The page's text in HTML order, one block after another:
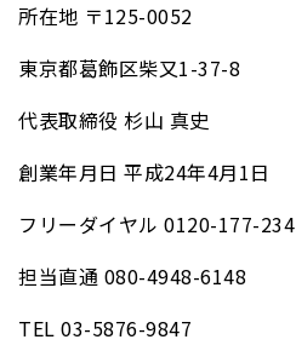
所在地 〒125-0052
東京都葛飾区柴又1-37-8
代表取締役 杉山 真史
創業年月日 平成24年4月1日
フリーダイヤル 0120-177-234
担当直通 080-4948-6148
TEL 03-5876-9847